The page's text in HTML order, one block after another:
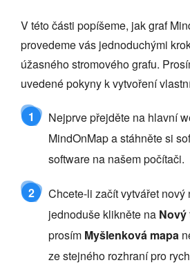
V této části popíšeme, jak graf
provedeme vás jednoduchými
úžasného stromového grafu.
uvedené pokyny k vytvoření
1
Nejprve přejděte na hlavní
MindOnMap a stáhněte si
software na našem počítači.
2
Chcete-li začít vytvářet nový
jednoduše klikněte na Nový
prosím Myšlenková mapa
ze stejného rozhraní pro